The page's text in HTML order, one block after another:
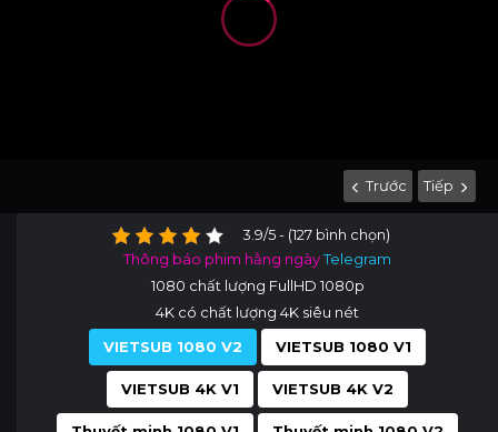
Trước Tiếp
3.9/5 - (127 bình chọn)
Thông báo phim hằng ngàyTelegram
1080 chất lượng FullHD 1080p
4K có chất lượng 4K siêu nét
VIETSUB 1080 V2
VIETSUB 1080 V1
VIETSUB 4K V1 VIETSUB 4K V2